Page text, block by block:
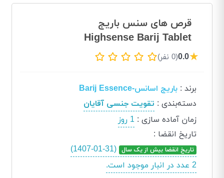
قرص های سنس باریج
Highsense Barij Tablet
★
0.0(0 نفر)
برند :باریج اسانس-Barij Essence
دسته‌بندی : تقویت جنسی آقایان
زمان آماده سازی :1 روز
تاریخ انقضا :
تاریخ انقضا بیش از یک سال (1407-01-31)
2 عدد در انبار موجود است.